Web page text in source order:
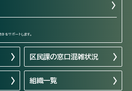
をサポートします。
区民課の窓口混雑状況
組織一覧